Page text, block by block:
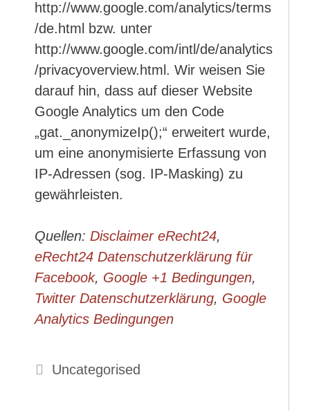
http://www.google.com/analytics/terms
/de.html bzw. unter
http://www.google.com/intl/de/analytics
/privacyoverview.html. Wir weisen Sie
darauf hin, dass auf dieser Website
Google Analytics um den Code
„gat._anonymizeIp();“ erweitert wurde,
um eine anonymisierte Erfassung von
IP-Adressen (sog. IP-Masking) zu
gewährleisten.
Quellen: Disclaimer eRecht24,
eRecht24 Datenschutzerklärung für
Facebook, Google +1 Bedingungen,
Twitter Datenschutzerklärung, Google
Analytics Bedingungen
Kategorien
Uncategorised